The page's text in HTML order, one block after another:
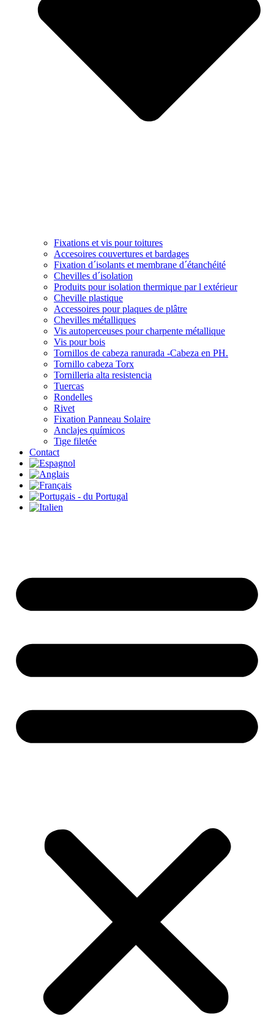
Fixations et vis pour toitures
Accesoires couvertures et bardages
Fixation d´isolants et membrane d´étanchéité
Chevilles d´isolation
Produits pour isolation thermique par l extérieur
Cheville plastique
Accessoires pour plaques de plâtre
Chevilles métalliques
Vis autoperceuses pour charpente métallique
Vis pour bois
Tornillos de cabeza ranurada -Cabeza en PH.
Tornillo cabeza Torx
Tornilleria alta resistencia
Tuercas
Rondelles
Rivet
Fixation Panneau Solaire
Anclajes químicos
Tige filetée
Contact